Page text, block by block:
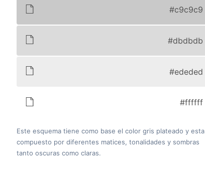
#c9c9c9
#dbdbdb
#ededed
#ffffff
Este esquema tiene como base el color gris plateado y esta
compuesto por diferentes matices, tonalidades y sombras
tanto oscuras como claras.